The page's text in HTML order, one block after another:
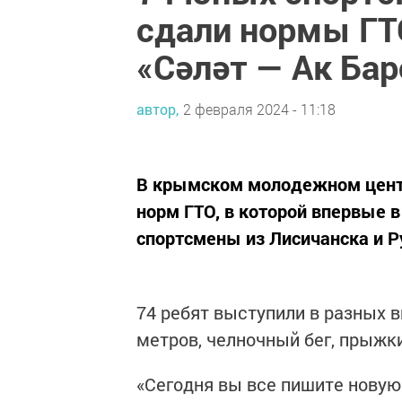
сдали нормы
«Сәләт — Ак
автор, 2 февраля 2024 - 11:18
В крымском молодежном
норм ГТО, в которой впервые
спортсмены из Лисичанска и
74 ребят выступили в разных
метров, челночный бег,
«Сегодня вы все пишите